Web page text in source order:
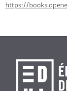
https://